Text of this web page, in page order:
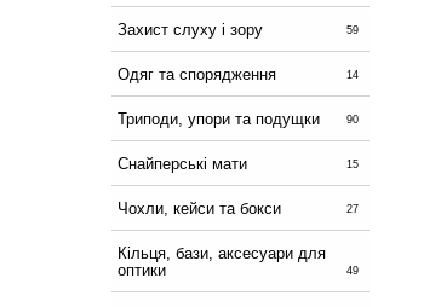
Захист слуху і зору 59
Одяг та спорядження 14
Триподи, упори та подущки 90
Снайперські мати 15
Чохли, кейси та бокси 27
Кільця, бази, аксесуари для
оптики
49